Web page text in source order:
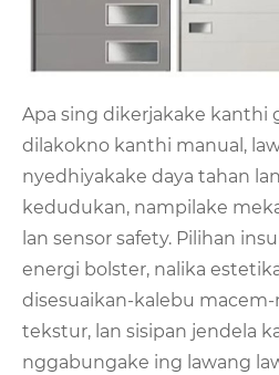
Apa sing dikerjakake kanthi
dilakokno kanthi manual,
nyedhiyakake daya tahan
kedudukan, nampilake
lan sensor safety. Pilihan
energi bolster, nalika
disesuaikan-kalebu
tekstur, lan sisipan jendela
nggabungake ing lawang